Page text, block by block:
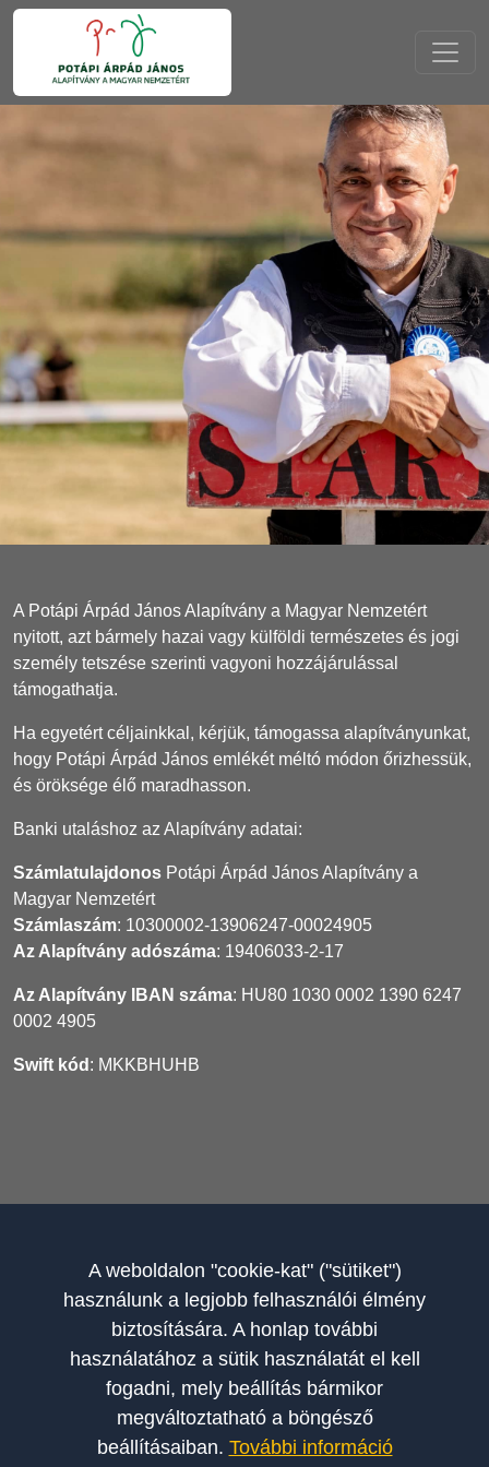
A Potápi Árpád János Alapítvány a Magyar Nemzetért
nyitott, azt bármely hazai vagy külföldi természetes és jogi
személy tetszése szerinti vagyoni hozzájárulással
támogathatja.
Ha egyetért céljainkkal, kérjük, támogassa alapítványunkat,
hogy Potápi Árpád János emlékét méltó módon őrizhessük,
és öröksége élő maradhasson.
Banki utaláshoz az Alapítvány adatai:
Számlatulajdonos Potápi Árpád János Alapítvány a
Magyar Nemzetért
Számlaszám: 10300002-13906247-00024905
Az Alapítvány adószáma: 19406033-2-17
Az Alapítvány IBAN száma: HU80 1030 0002 1390 6247
0002 4905
Swift kód : MKKBHUHB
A weboldalon "cookie-kat" ("sütiket")
használunk a legjobb felhasználói élmény
biztosítására. A honlap további
használatához a sütik használatát el kell
fogadni, mely beállítás bármikor
megváltoztatható a böngésző
beállításaiban. További információ
POTÁPI ÁRPÁD JÁNOS ALAPÍTVÁNY A MAGYAR
NEMZETÉRT KURATÓRIUMA